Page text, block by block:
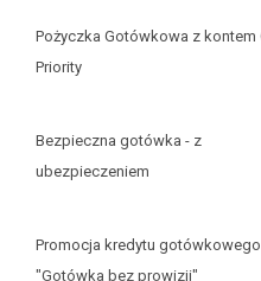
Pożyczka Gotówkowa z kontem
Priority
Bezpieczna gotówka - z
ubezpieczeniem
Promocja kredytu gotówkowego
"Gotówka bez prowizji"